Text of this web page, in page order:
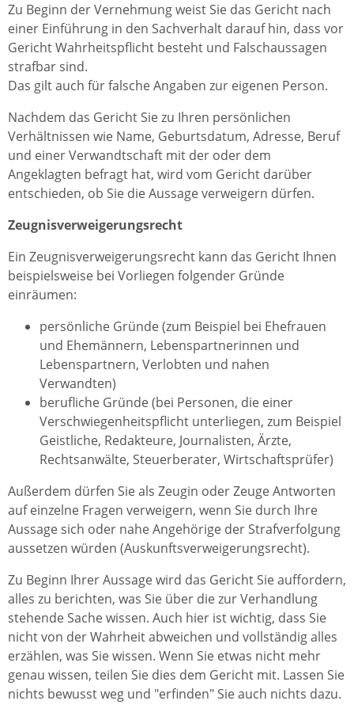
Zu Beginn der Vernehmung weist Sie das Gericht nach
einer Einführung in den Sachverhalt darauf hin, dass vor
Gericht Wahrheitspflicht besteht und Falschaussagen
strafbar sind.
Das gilt auch für falsche Angaben zur eigenen Person.
Nachdem das Gericht Sie zu Ihren persönlichen
Verhältnissen wie Name, Geburtsdatum, Adresse, Beruf
und einer Verwandtschaft mit der oder dem
Angeklagten befragt hat, wird vom Gericht darüber
entschieden, ob Sie die Aussage verweigern dürfen.
Zeugnisverweigerungsrecht
Ein Zeugnisverweigerungsrecht kann das Gericht Ihnen
beispielsweise bei Vorliegen folgender Gründe
einräumen:
persönliche Gründe (zum Beispiel bei Ehefrauen
und Ehemännern, Lebenspartnerinnen und
Lebenspartnern, Verlobten und nahen
Verwandten)
berufliche Gründe (bei Personen, die einer
Verschwiegenheitspflicht unterliegen, zum Beispiel
Geistliche, Redakteure, Journalisten, Ärzte,
Rechtsanwälte, Steuerberater, Wirtschaftsprüfer)
Außerdem dürfen Sie als Zeugin oder Zeuge Antworten
auf einzelne Fragen verweigern, wenn Sie durch Ihre
Aussage sich oder nahe Angehörige der Strafverfolgung
aussetzen würden (Auskunftsverweigerungsrecht).
Zu Beginn Ihrer Aussage wird das Gericht Sie auffordern,
alles zu berichten, was Sie über die zur Verhandlung
stehende Sache wissen. Auch hier ist wichtig, dass Sie
nicht von der Wahrheit abweichen und vollständig alles
erzählen, was Sie wissen. Wenn Sie etwas nicht mehr
genau wissen, teilen Sie dies dem Gericht mit. Lassen Sie
nichts bewusst weg und "erfinden" Sie auch nichts dazu.